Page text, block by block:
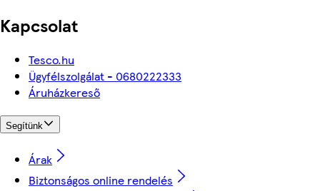
Kapcsolat
Tesco.hu
Ügyfélszolgálat - 0680222333
Áruházkereső
Segítünk
Árak
Biztonságos online rendelés